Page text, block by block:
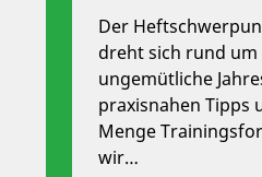
Der
dreht sich rund
ungemütliche
praxisnahen Tipps
Menge
wir…